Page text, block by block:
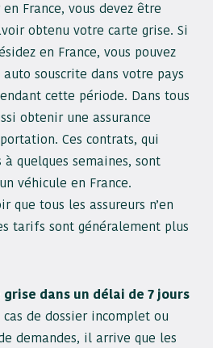
France, vous devez être
obtenu votre carte grise. Si
en France, vous pouvez
souscrite dans votre pays
cette période. Dans tous
obtenir une assurance
Ces contrats, qui
quelques semaines, sont
véhicule en France.
que tous les assureurs n’en
tarifs sont généralement plus
dans un délai de 7 jours
de dossier incomplet ou
demandes, il arrive que les